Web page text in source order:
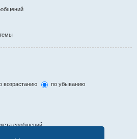
возрастанию
по убыванию
сообщений.